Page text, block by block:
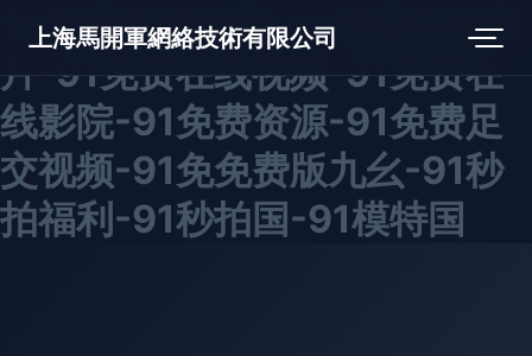
91免费在线观看-91免费在线看
片-91免费在线视频-91免费在
线影院-91免费资源-91免费足
交视频-91免免费版九幺-91秒
拍福利-91秒拍国-91模特国
上海馬開軍網絡技術有限公司